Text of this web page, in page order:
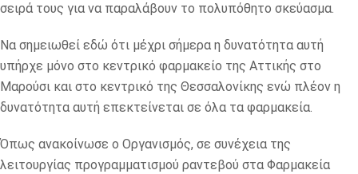
σειρά τους για να παραλάβουν το πολυπόθητο σκεύασμα.
Να σημειωθεί εδώ ότι μέχρι σήμερα η δυνατότητα αυτή
υπήρχε μόνο στο κεντρικό φαρμακείο της Αττικής στο
Μαρούσι και στο κεντρικό της Θεσσαλονίκης ενώ πλέον η
δυνατότητα αυτή επεκτείνεται σε όλα τα φαρμακεία.
Όπως ανακοίνωσε ο Οργανισμός, σε συνέχεια της
λειτουργίας προγραμματισμού ραντεβού στα Φαρμακεία